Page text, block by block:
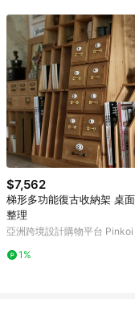
$7,562
梯形多功能復古收納架 桌
整理
亞洲跨境設計購物平台 Pinkoi
1%